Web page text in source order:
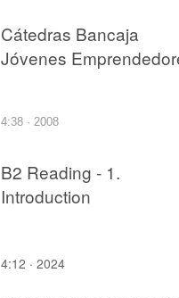
Cátedras Bancaja
Jóvenes
4:38 · 2008
B2 Reading - 1.
Introduction
4:12 · 2024